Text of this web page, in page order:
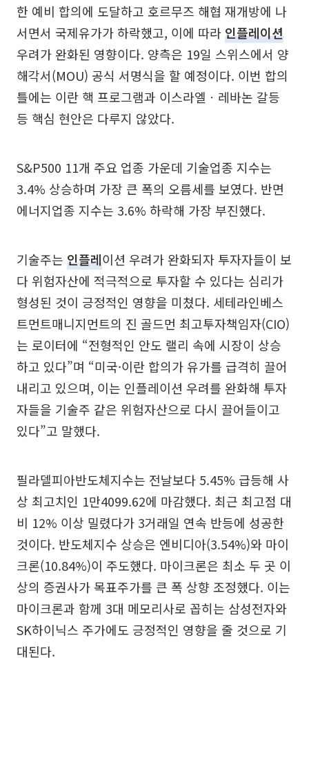
한 예비 합의에 도달하고 호르무즈 해협 재개방에 나
서면서 국제유가가 하락했고, 이에 따라인플레이션
우려가 완화된 영향이다. 양측은 19일 스위스에서 양
해각서(MOU) 공식 서명식을 할 예정이다. 이번 합의
틀에는 이란 핵 프로그램과 이스라엘ㆍ레바논 갈등
등 핵심 현안은 다루지 않았다.
S&P500 11개 주요 업종 가운데 기술업종 지수는
3.4% 상승하며 가장 큰 폭의 오름세를 보였다. 반면
에너지업종 지수는 3.6% 하락해 가장 부진했다.
기술주는 인플레이션 우려가 완화되자 투자자들이 보
다 위험자산에 적극적으로 투자할 수 있다는 심리가
형성된 것이 긍정적인 영향을 미쳤다. 세테라인베스
트먼트매니지먼트의 진 골드먼 최고투자책임자(CIO)
는 로이터에 “전형적인 안도 랠리 속에 시장이 상승
하고 있다”며 “미국·이란 합의가 유가를 급격히 끌어
내리고 있으며, 이는 인플레이션 우려를 완화해 투자
자들을 기술주 같은 위험자산으로 다시 끌어들이고
있다”고 말했다.
필라델피아반도체지수는 전날보다 5.45% 급등해 사
상 최고치인 1만4099.62에 마감했다. 최근 최고점 대
비 12% 이상 밀렸다가 3거래일 연속 반등에 성공한
것이다. 반도체지수 상승은 엔비디아(3.54%)와 마이
크론(10.84%)이 주도했다. 마이크론은 최소 두 곳 이
상의 증권사가 목표주가를 큰 폭 상향 조정했다. 이는
마이크론과 함께 3대 메모리사로 꼽히는 삼성전자와
SK하이닉스 주가에도 긍정적인 영향을 줄 것으로 기
대된다.